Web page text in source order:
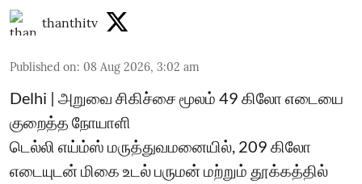
thanthitv
Published on: 08 Aug 2026, 3:02 am
Delhi | அறுவை சிகிச்சை மூலம் 49 கிலோ எடையை
குறைத்த நோயாளி
டெல்லி எய்ம்ஸ் மருத்துவமனையில், 209 கிலோ
எடையுடன் மிகை உடல் பருமன் மற்றும் தூக்கத்தில்